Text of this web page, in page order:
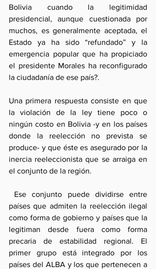
Bolivia cuando la legitimidad
presidencial, aunque cuestionada por
muchos, es generalmente aceptada, el
Estado ya ha sido “refundado” y la
emergencia popular que ha propiciado
el presidente Morales ha reconfigurado
la ciudadanía de ese país?.
Una primera respuesta consiste en que
la violación de la ley tiene poco o
ningún costo en Bolivia -y en los países
donde la reelección no prevista se
produce- y que éste es asegurado por la
inercia reeleccionista que se arraiga en
el conjunto de la región.
países que admiten la reelección ilegal
como forma de gobierno y países que la
legitiman desde fuera como forma
precaria de estabilidad regional. El
primer grupo está integrado por los
países del ALBA y los que pertenecen a